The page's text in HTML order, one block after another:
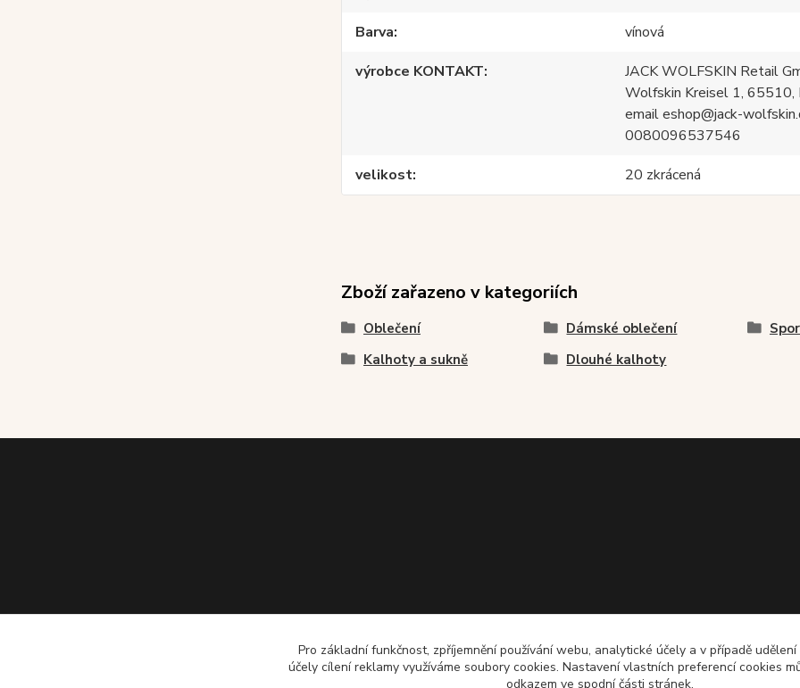
Barva
vínová
výrobce KONTAKT
JACK WOLFSKIN Retail
Wolfskin Kreisel 1, 65510,
email eshop@jack-
0080096537546
velikost
20 zkrácená
Zboží zařazeno v kategoriích
Oblečení Dámské oblečení
Kalhoty a sukně
Dlouhé kalhoty
Pro základní funkčnost, zpříjemnění používání webu, analytické účely a v případě
účely cílení reklamy využíváme soubory cookies. Nastavení vlastních preferencí cookies
odkazem ve spodní části stránek.